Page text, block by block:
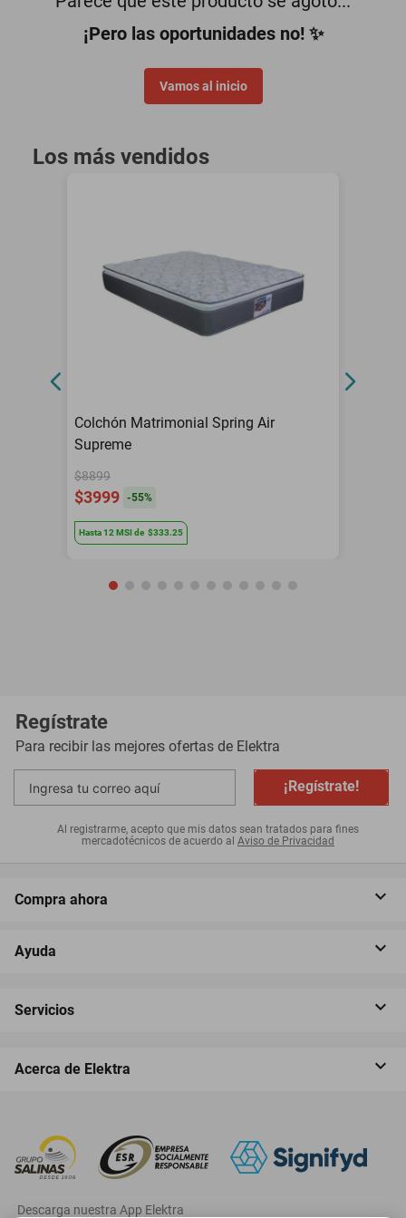
¡Pero las oportunidades no! ✨
Vamos al inicio
Los más vendidos
Colchón Matrimonial Spring Air
Supreme
$8899
$3999 -55%
Hasta12 MSIde $333.25
Regístrate
Para recibir las mejores ofertas de Elektra
¡Regístrate!
Al registrarme, acepto que mis datos sean tratados para fines
mercadotécnicos de acuerdo al Aviso de Privacidad
Compra ahora
Ayuda
Servicios
Acerca de Elektra
‎ Descarga nuestra App Elektra